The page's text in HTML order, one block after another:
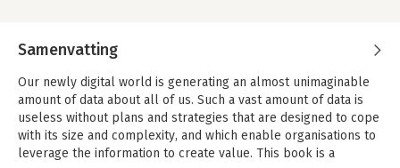
Samenvatting
Our newly digital world is generating an almost unimaginable
amount of data about all of us. Such a vast amount of data is
useless without plans and strategies that are designed to cope
with its size and complexity, and which enable organisations to
leverage the information to create value. This book is a